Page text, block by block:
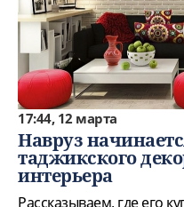
17:44, 12 марта
Навруз
таджикского
интерьера
Рассказываем, где его